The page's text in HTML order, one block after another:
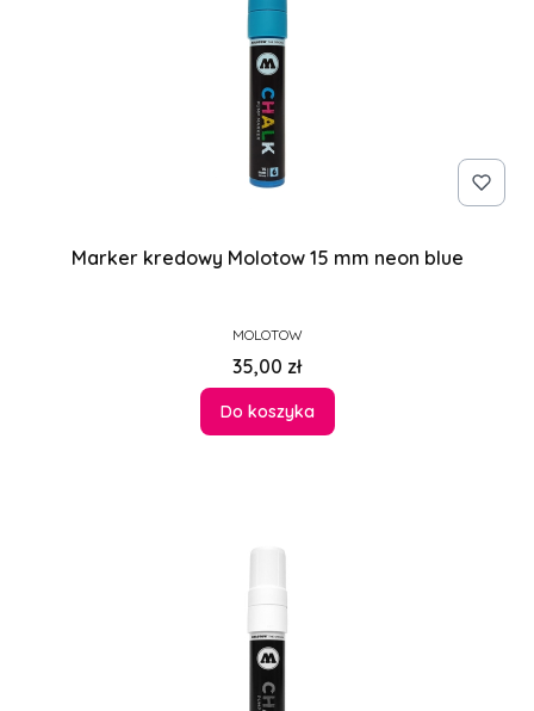
Marker kredowy Molotow 15 mm neon blue
PRODUCENT
MOLOTOW
Cena
35,00 zł
Do koszyka